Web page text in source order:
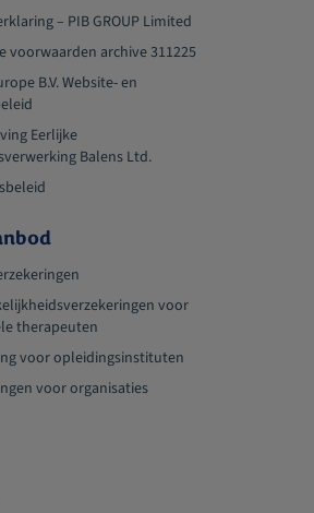
– PIB GROUP Limited
voorwaarden archive 311225
B.V. Website- en
Eerlijke
Balens Ltd.
voor
therapeuten
voor opleidingsinstituten
voor organisaties